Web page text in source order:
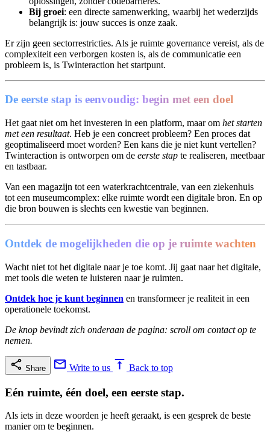
Bij groei: een directe samenwerking, waarbij het wederzijds
belangrijk is: jouw succes is onze zaak.
Er zijn geen sectorrestricties. Als je ruimte governance vereist, als de
complexiteit een verborgen kosten is, als de communicatie een
probleem is, is Twinteraction het startpunt.
De eerste stap is eenvoudig: begin met een doel
Het gaat niet om het investeren in een platform, maar om het starten
met een resultaat. Heb je een concreet probleem? Een proces dat
geoptimaliseerd moet worden? Een kans die je niet kunt vertellen?
Twinteraction is ontworpen om de eerste stap te realiseren, meetbaar
en tastbaar.
Van een magazijn tot een waterkrachtcentrale, van een ziekenhuis
tot een museumcomplex: elke ruimte wordt een digitale bron. En op
die bron bouwen is slechts een kwestie van beginnen.
Ontdek de mogelijkheden die op je ruimte wachten
Wacht niet tot het digitale naar je toe komt. Jij gaat naar het digitale,
met tools die weten te luisteren naar je ruimten.
Ontdek hoe je kunt beginnen en transformeer je realiteit in een
operationele toekomst.
De knop bevindt zich onderaan de pagina: scroll om contact op te
nemen.
Share Write to us Back to top
Eén ruimte, één doel, een eerste stap.
Als iets in deze woorden je heeft geraakt, is een gesprek de beste
manier om te beginnen.